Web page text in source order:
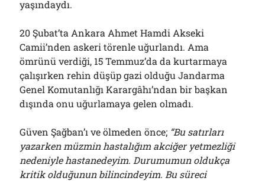
yaşındaydı.
20 Şubat’ta Ankara Ahmet Hamdi Akseki
Camii’nden askeri törenle uğurlandı. Ama
ömrünü verdiği, 15 Temmuz’da da kurtarmaya
çalışırken rehin düşüp gazi olduğu Jandarma
Genel Komutanlığı Karargâhı’ndan bir başkan
dışında onu uğurlamaya gelen olmadı.
Güven Şağban’ı ve ölmeden önce; “Bu satırları
yazarken müzmin hastalığım akciğer yetmezliği
nedeniyle hastanedeyim. Durumumun oldukça
kritik olduğunun bilincindeyim. Bu süreci